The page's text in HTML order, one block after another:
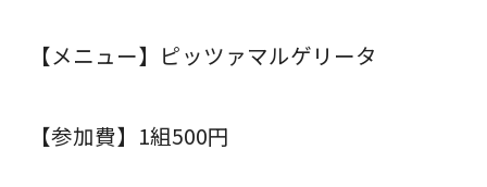
【メニュー】ピッツァマルゲリータ
【参加費】1組500円